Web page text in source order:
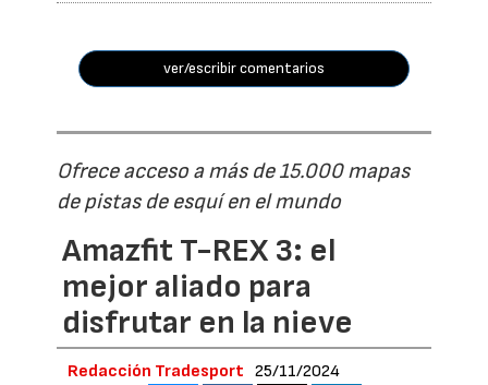
ver/escribir comentarios
Ofrece acceso a más de 15.000 mapas
de pistas de esquí en el mundo
Amazfit T-REX 3: el
mejor aliado para
disfrutar en la nieve
Redacción Tradesport 25/11/2024